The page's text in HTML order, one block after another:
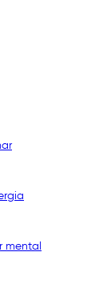
mental